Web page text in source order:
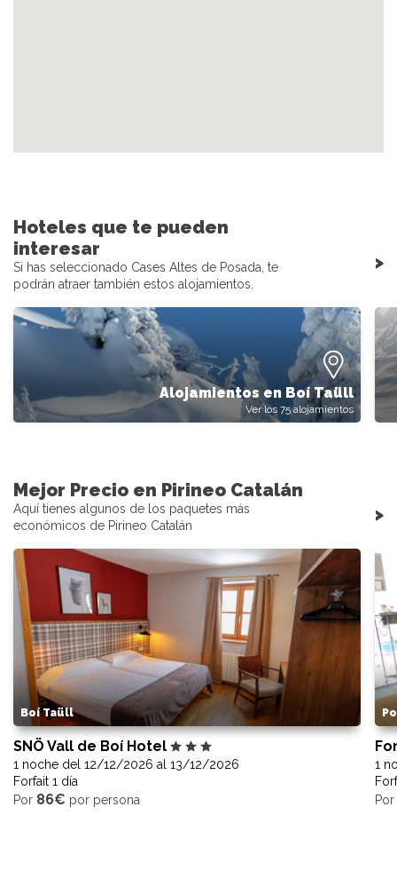
Hoteles que te pueden
interesar
Si has seleccionado Cases Altes de Posada, te
podrán atraer también estos alojamientos.
>
Alojamientos en Boí Taüll
Ver los 75 alojamientos
Mejor Precio en Pirineo Catalán
Aquí tienes algunos de los paquetes más
económicos de Pirineo Catalán
>
Boí Taüll
SNÖ Vall de Boí Hotel
1 noche del 12/12/2026 al 13/12/2026
Forfait 1 día
Por 86€ por persona
1
Por